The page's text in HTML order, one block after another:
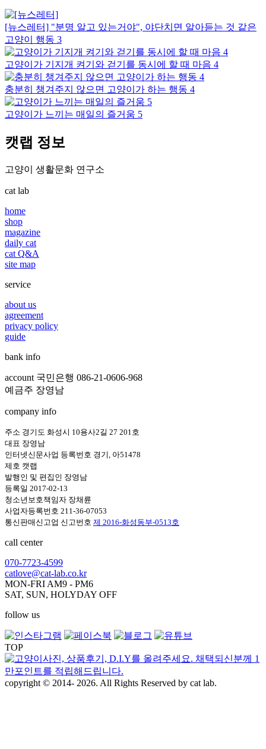
[뉴스레터] "분명 알고 있는거야", 야단치면 알아듣는 것 같은
고양이 행동 3
고양이가 기지개 켜기와 걷기를 동시에 할 때 마음 4
충분히 챙겨주지 않으면 고양이가 하는 행동 4
고양이가 느끼는 매일의 즐거움 5
캣랩 정보
고양이 생활문화 연구소
cat lab
home
shop
magazine
daily cat
cat Q&A
site map
service
about us
agreement
privacy policy
guide
bank info
account 국민은행 086-21-0606-968
예금주 장영남
company info
주소 경기도 화성시 10용사2길 27 201호
대표 장영남
인터넷신문사업 등록번호 경기, 아51478
제호 캣랩
발행인 및 편집인 장영남
등록일 2017-02-13
청소년보호책임자 장채륜
사업자등록번호 211-36-07053
통신판매신고업 신고번호 제 2016-화성동부-0513호
call center
070-7723-4599
catlove@cat-lab.co.kr
MON-FRI AM9 - PM6
SAT, SUN, HOLYDAY OFF
follow us
TOP
copyright © 2014- 2026. All Rights Reserved by cat lab.